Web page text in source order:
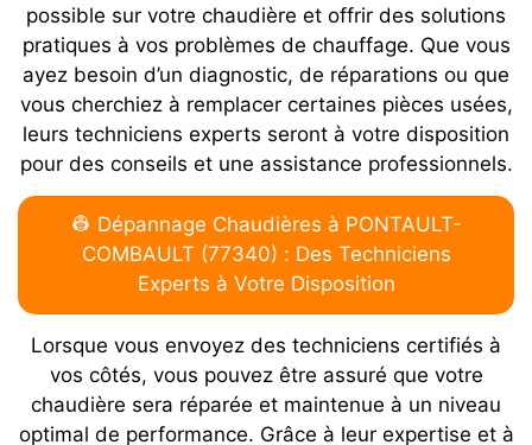
possible sur votre chaudière et offrir des solutions
pratiques à vos problèmes de chauffage. Que vous
ayez besoin d’un diagnostic, de réparations ou que
vous cherchiez à remplacer certaines pièces usées,
leurs techniciens experts seront à votre disposition
pour des conseils et une assistance professionnels.
👷 Dépannage Chaudières à PONTAULT-
COMBAULT (77340) : Des Techniciens
Experts à Votre Disposition
Lorsque vous envoyez des techniciens certifiés à
vos côtés, vous pouvez être assuré que votre
chaudière sera réparée et maintenue à un niveau
optimal de performance. Grâce à leur expertise et à